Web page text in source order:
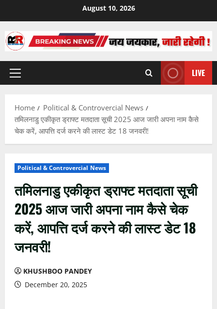
content
August 10, 2026
Primary
LIVE
Home
Political & Controvercial News
तमिलनाडु एकीकृत ड्राफ्ट मतदाता सूची 2025 आज जारी अपना नाम कैसे
चेक करें, आपत्ति दर्ज करने की लास्ट डेट 18 जनवरी!
Political & Controvercial News
तमिलनाडु एकीकृत ड्राफ्ट मतदाता सूची
2025 आज जारी अपना नाम कैसे चेक
करें, आपत्ति दर्ज करने की लास्ट डेट 18
जनवरी!
KHUSHBOO PANDEY
December 20, 2025